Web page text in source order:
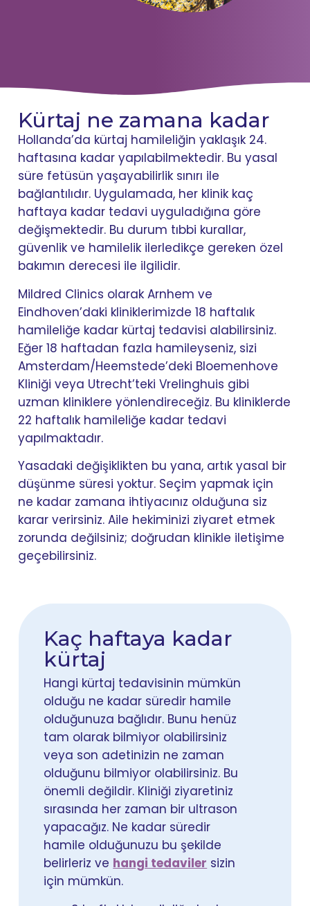
Kürtaj ne zamana kadar
Hollanda’da kürtaj hamileliğin yaklaşık 24.
haftasına kadar yapılabilmektedir. Bu yasal
süre fetüsün yaşayabilirlik sınırı ile
bağlantılıdır. Uygulamada, her klinik kaç
haftaya kadar tedavi uyguladığına göre
değişmektedir. Bu durum tıbbi kurallar,
güvenlik ve hamilelik ilerledikçe gereken özel
bakımın derecesi ile ilgilidir.
Mildred Clinics olarak Arnhem ve
Eindhoven’daki kliniklerimizde 18 haftalık
hamileliğe kadar kürtaj tedavisi alabilirsiniz.
Eğer 18 haftadan fazla hamileyseniz, sizi
Amsterdam/Heemstede’deki Bloemenhove
Kliniği veya Utrecht’teki Vrelinghuis gibi
uzman kliniklere yönlendireceğiz. Bu kliniklerde
22 haftalık hamileliğe kadar tedavi
yapılmaktadır.
Yasadaki değişiklikten bu yana, artık yasal bir
düşünme süresi yoktur. Seçim yapmak için
ne kadar zamana ihtiyacınız olduğuna siz
karar verirsiniz. Aile hekiminizi ziyaret etmek
zorunda değilsiniz; doğrudan klinikle iletişime
geçebilirsiniz.
Kaç haftaya kadar
kürtaj
Hangi kürtaj tedavisinin mümkün
olduğu ne kadar süredir hamile
olduğunuza bağlıdır. Bunu henüz
tam olarak bilmiyor olabilirsiniz
veya son adetinizin ne zaman
olduğunu bilmiyor olabilirsiniz. Bu
önemli değildir. Kliniği ziyaretiniz
sırasında her zaman bir ultrason
yapacağız. Ne kadar süredir
hamile olduğunuzu bu şekilde
belirleriz ve hangi tedaviler sizin
için mümkün.